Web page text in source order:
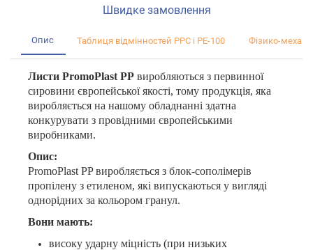
Швидке замовлення
Опис Таблиця відмінностей PPC і PE-100 Фізико-
Листи PromoPlast PP виробляються з первинної
сировини європейської якості, тому продукція, яка
виробляється на нашому обладнанні здатна
конкурувати з провідними європейськими
виробниками.
Опис:
PromoPlast PP виробляється з блок-сополімерів
пропілену з етиленом, які випускаються у вигляді
однорідних за кольором гранул.
Вони мають:
високу ударну міцність (при низьких